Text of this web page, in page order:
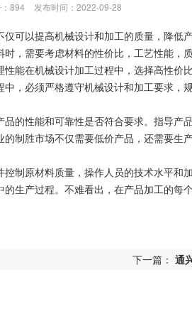
：894 发布时间：2022-09-28
可以提高机械设计和加工的质量，降低
，需要考虑材料的性价比，工艺性能，质
能在机械设计加工过程中，选择高性价
，必须严格遵守机械设计和加工要求，
的性能和可靠性是否符合要求。指导产
制胜市场不仅需要低价产品，还需要生
制原材料质量，操作人员的技术水平和
生产过程。不难看出，在产品加工的每
下一篇： 通